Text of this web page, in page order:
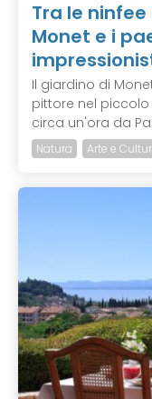
Tra le
Monet e i
Il giardino di
pittore nel
circa un'ora da
Natura Arte e